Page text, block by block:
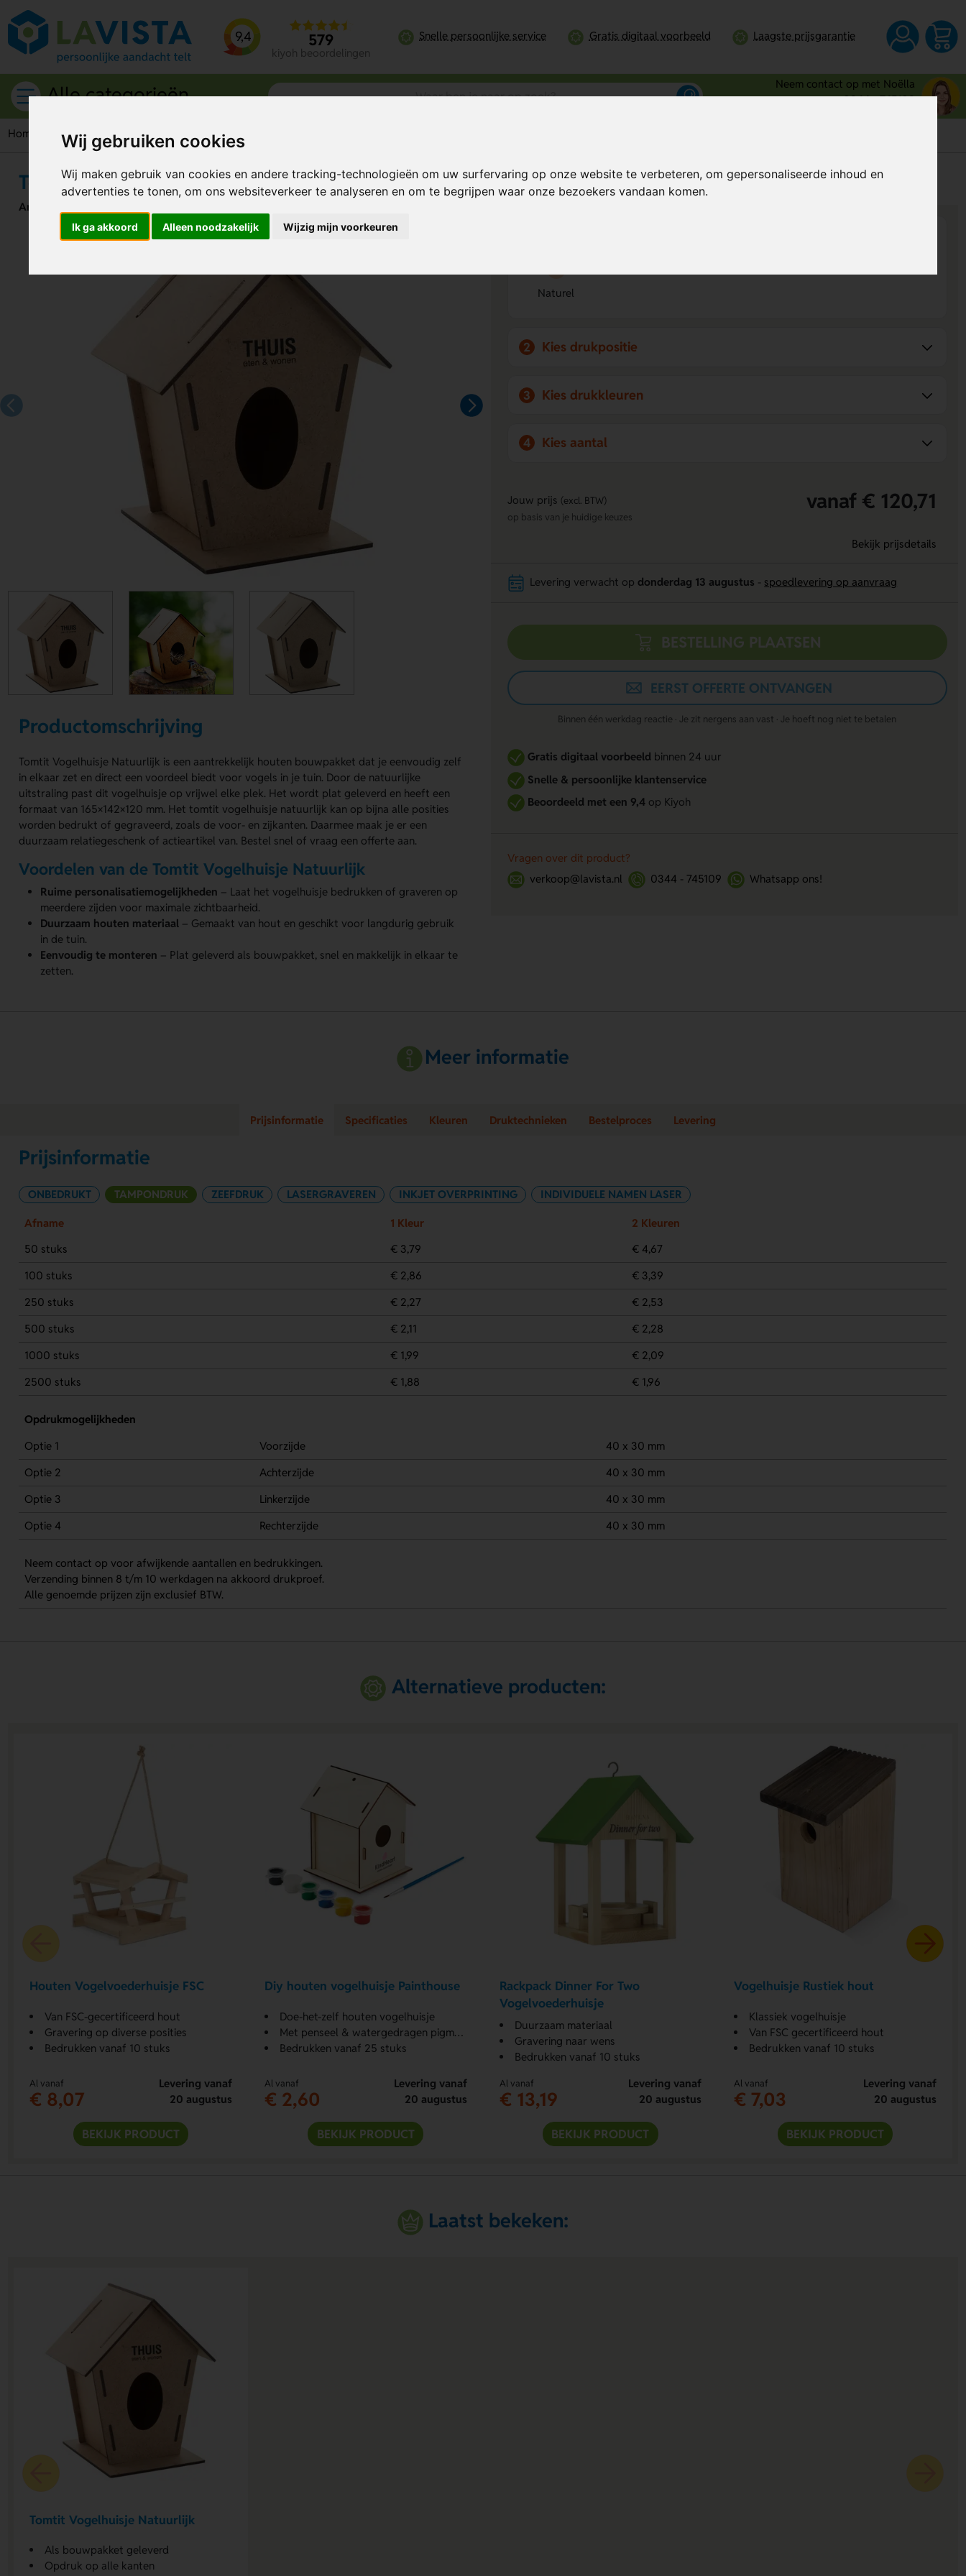
Wij gebruiken cookies
Wij maken gebruik van cookies en andere tracking-technologieën om uw surfervaring op onze website te verbeteren, om gepersonaliseerde inhoud en
advertenties te tonen, om ons websiteverkeer te analyseren en om te begrijpen waar onze bezoekers vandaan komen.
Ik ga akkoord Alleen noodzakelijk Wijzig mijn voorkeuren
9,4 579
kiyoh beoordelingen
Snelle persoonlijke service Gratis digitaal voorbeeld Laagste prijsgarantie
Alle categorieën
Neem contact op met Noëlla
0344 - 745109
Home Tuinartikelen Vogelhuisjes Tomtit Vogelhuisje Natuurlijk
Tomtit Vogelhuisje Natuurlijk
Artikelnummer:
Productomschrijving
Tomtit Vogelhuisje Natuurlijk is een aantrekkelijk houten bouwpakket dat je eenvoudig zelf
in elkaar zet en direct een voordeel biedt voor vogels in je tuin. Door de natuurlijke
uitstraling past dit vogelhuisje op vrijwel elke plek. Het wordt plat geleverd en heeft een
formaat van 165×142×120 mm. Het tomtit vogelhuisje natuurlijk kan op bijna alle posities
worden bedrukt of gegraveerd, zoals de voor- en zijkanten. Daarmee maak je er een
duurzaam relatiegeschenk of actieartikel van. Bestel snel of vraag een offerte aan.
Voordelen van de Tomtit Vogelhuisje Natuurlijk
Ruime personalisatiemogelijkheden – Laat het vogelhuisje bedrukken of graveren op
meerdere zijden voor maximale zichtbaarheid.
Duurzaam houten materiaal – Gemaakt van hout en geschikt voor langdurig gebruik
in de tuin.
Eenvoudig te monteren – Plat geleverd als bouwpakket, snel en makkelijk in elkaar te
zetten.
Bereken mijn prijs Al vanaf€ 1,88per stuk (excl. BTW)
Naturel
2 Kies drukpositie
3 Kies drukkleuren
4 Kies aantal
Jouw prijs (excl. BTW) vanaf € 120,71
op basis van je huidige keuzes
Bekijk prijsdetails
Levering verwacht op donderdag 13 augustus spoedlevering op aanvraag
BESTELLING PLAATSEN
EERST OFFERTE ONTVANGEN
Binnen één werkdag reactie · Je zit nergens aan vast · Je hoeft nog niet te betalen
Gratis digitaal voorbeeldbinnen 24 uur
Snelle & persoonlijke klantenservice
Beoordeeld met een 9,4op Kiyoh
Vragen over dit product?
verkoop@lavista.nl
0344 - 745109 Whatsapp ons!
Meer informatie
Prijsinformatie Specificaties Kleuren Druktechnieken Bestelproces Levering
Prijsinformatie
ONBEDRUKT TAMPONDRUK ZEEFDRUK LASERGRAVEREN INKJET OVERPRINTING INDIVIDUELE NAMEN LASER
Afname 1 Kleur
2 Kleuren
50 stuks
€ 3,79
€ 4,67
100 stuks
€ 2,86
€ 3,39
250 stuks
€ 2,27
€ 2,53
500 stuks
€ 2,11
€ 2,28
1000 stuks
€ 1,99
€ 2,09
2500 stuks
€ 1,88 € 1,96
Opdrukmogelijkheden
Optie 1
Voorzijde
40 x 30 mm
Optie 2
Achterzijde
40 x 30 mm
Optie 3
Linkerzijde
40 x 30 mm
Optie 4
Rechterzijde 40 x 30 mm
Neem contact op voor afwijkende aantallen en bedrukkingen.
Verzending binnen 8 t/m 10 werkdagen na akkoord drukproef.
Alle genoemde prijzen zijn exclusief BTW.
Alternatieve producten:
Houten Vogelvoederhuisje FSC
Van FSC-gecertificeerd hout
Gravering op diverse posities
Bedrukken vanaf 10 stuks
Al vanaf
€ 8,07
Levering vanaf
20 augustus
BEKIJK PRODUCT
Diy houten vogelhuisje Painthouse
Doe-het-zelf houten vogelhuisje
Met penseel & watergedragen pigmenten
Bedrukken vanaf 25 stuks
Al vanaf
€ 2,60
Levering vanaf
20 augustus
BEKIJK PRODUCT
Rackpack Dinner For Two
Vogelvoederhuisje
Duurzaam materiaal
Gravering naar wens
Bedrukken vanaf 10 stuks
Al vanaf
€ 13,19
Levering vanaf
20 augustus
BEKIJK PRODUCT
Vogelhuisje Rustiek hout
Klassiek vogelhuisje
Van FSC gecertificeerd hout
Bedrukken vanaf 10 stuks
Al vanaf
€ 7,03
Levering vanaf
20 augustus
BEKIJK PRODUCT
Laatst bekeken:
Tomtit Vogelhuisje Natuurlijk
Als bouwpakket geleverd
Opdruk op alle kanten